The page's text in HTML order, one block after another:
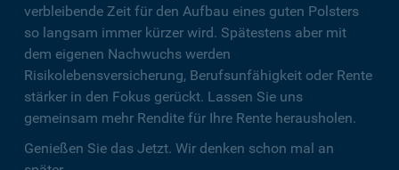
verbleibende Zeit für den Aufbau eines guten Polsters
so langsam immer kürzer wird. Spätestens aber mit
dem eigenen Nachwuchs werden
Risikolebensversicherung, Berufsunfähigkeit oder Rente
stärker in den Fokus gerückt. Lassen Sie uns
gemeinsam mehr Rendite für Ihre Rente herausholen.
Genießen Sie das Jetzt. Wir denken schon mal an